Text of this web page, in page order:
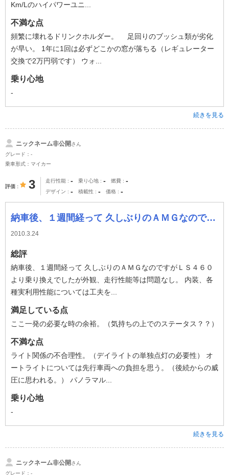
Km/Lのハイパワーユニ...
不満な点
頻繁に壊れるドリンクホルダー。 足回りのブッシュ類が劣化
が早い。 1年に1回は必ずどこかの窓が落ちる（レギュレーター
交換で2万円弱です） ウォ...
乗り心地
-
続きを見る
ニックネーム非公開さん
グレード：-
乗車形式：マイカー
評価 3 走行性能 - 乗り心地 - 燃費 -
デザイン - 積載性 - 価格 -
納車後、１週間経って 久しぶりのＡＭＧなのですがＬＳ４６０より乗り換えでしたが外観、走行性能等は問題なし。 内装、各種実利用性能については工夫を望まれ
2010.3.24
総評
納車後、１週間経って 久しぶりのＡＭＧなのですがＬＳ４６０
より乗り換えでしたが外観、走行性能等は問題なし。 内装、各
種実利用性能については工夫を...
満足している点
ここ一発の必要な時の余裕。（気持ちの上でのステータス？？）
不満な点
ライト関係の不合理性。（デイライトの単独点灯の必要性） オ
ートライトについては先行車両への負担を思う。（後続からの威
圧に思われる。） パノラマル...
乗り心地
-
続きを見る
ニックネーム非公開さん
グレード：-